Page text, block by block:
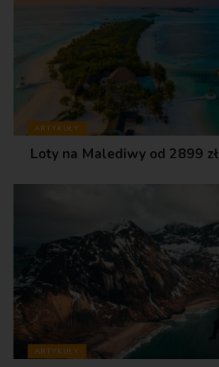
ARTYKUŁY
Loty na Malediwy od 2899 zł
ARTYKUŁY